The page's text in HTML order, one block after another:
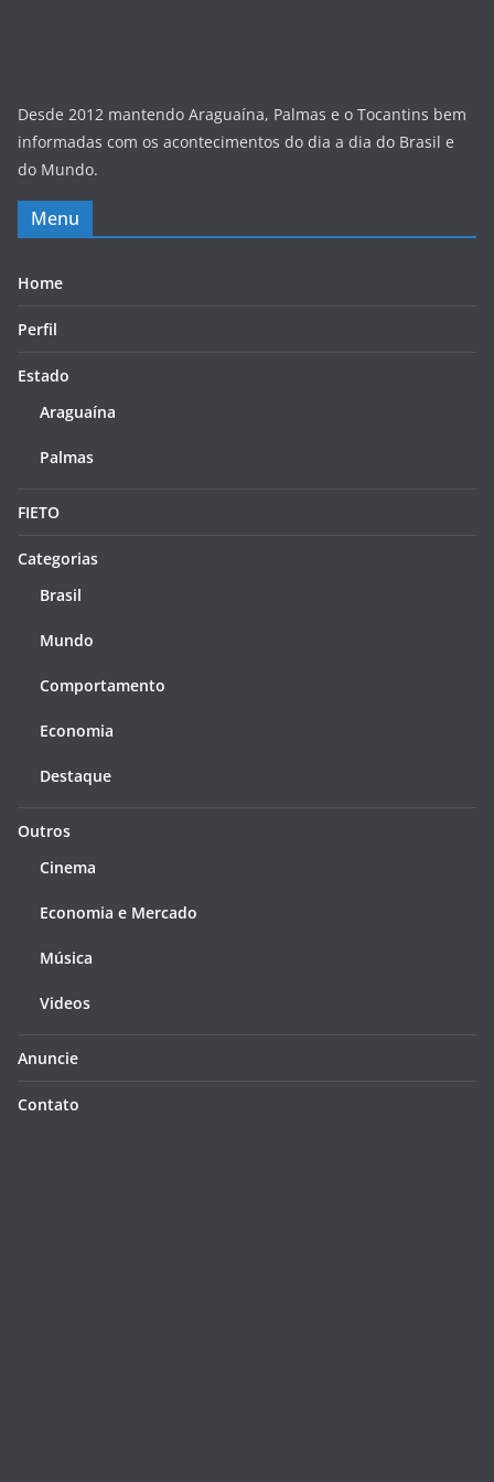
Desde 2012 mantendo Araguaína, Palmas e o Tocantins bem
informadas com os acontecimentos do dia a dia do Brasil e
do Mundo.
Menu
Home
Perfil
Estado
Araguaína
Palmas
FIETO
Categorias
Brasil
Mundo
Comportamento
Economia
Destaque
Outros
Cinema
Economia e Mercado
Música
Videos
Anuncie
Contato